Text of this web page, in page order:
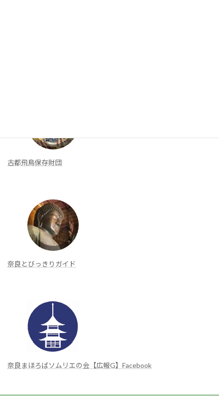
古都飛鳥保存財団
奈良とびっきりガイド
奈良まほろばソムリエの会【広報G】Facebook